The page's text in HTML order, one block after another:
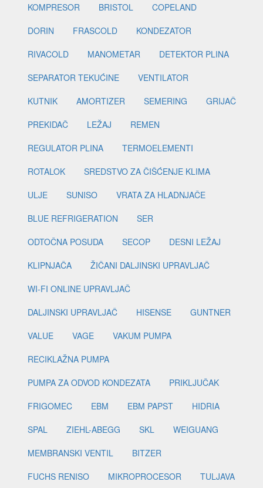
KOMPRESOR
BRISTOL
COPELAND
DORIN
FRASCOLD
KONDEZATOR
RIVACOLD
MANOMETAR
DETEKTOR PLINA
SEPARATOR TEKUĆINE
VENTILATOR
KUTNIK
AMORTIZER SEMERING
GRIJAČ
PREKIDAČ
LEŽAJ
REMEN
REGULATOR PLINA
TERMOELEMENTI
ROTALOK
SREDSTVO ZA ČIŠĆENJE KLIMA
ULJE
SUNISO
VRATA ZA HLADNJAČE
BLUE REFRIGERATION
SER
ODTOČNA POSUDA
SECOP
DESNI LEŽAJ
KLIPNJAČA
ŽIČANI DALJINSKI UPRAVLJAČ
WI-FI ONLINE UPRAVLJAČ
DALJINSKI UPRAVLJAČ
HISENSE
GUNTNER
VALUE
VAGE
VAKUM PUMPA
RECIKLAŽNA PUMPA
PUMPA ZA ODVOD KONDEZATA
PRIKLJUČAK
FRIGOMEC
EBM EBM PAPST
HIDRIA
SPAL
ZIEHL-ABEGG SKL
WEIGUANG
MEMBRANSKI VENTIL
BITZER
FUCHS RENISO
MIKROPROCESOR TULJAVA